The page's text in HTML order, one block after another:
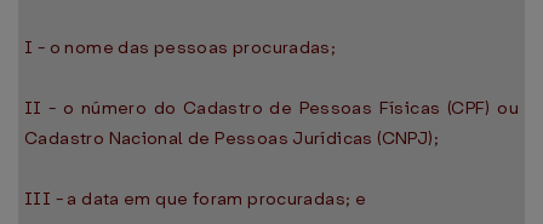
I - o nome das pessoas procuradas;
II - o número do Cadastro de Pessoas Físicas (CPF) ou
Cadastro Nacional de Pessoas Jurídicas (CNPJ);
III - a data em que foram procuradas; e